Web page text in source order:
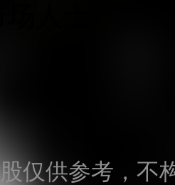
仅供参考，不